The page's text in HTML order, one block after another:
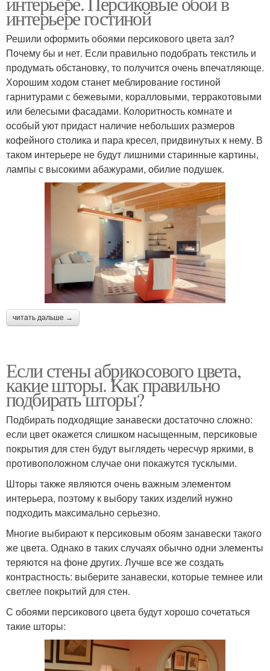
интерьере гостиной
Решили оформить обоями персикового цвета зал?
Почему бы и нет. Если правильно подобрать текстиль и
продумать обстановку, то получится очень впечатляюще.
Хорошим ходом станет меблирование гостиной
гарнитурами с бежевыми, коралловыми, терракотовыми
или белесыми фасадами. Колоритность комнате и
особый уют придаст наличие небольших размеров
кофейного столика и пара кресел, придвинутых к нему. В
таком интерьере не будут лишними старинные картины,
лампы с высокими абажурами, обилие подушек.
читать дальше →
Если стены абрикосового цвета,
какие шторы. Как правильно
подбирать шторы?
Подбирать подходящие занавески достаточно сложно:
если цвет окажется слишком насыщенным, персиковые
покрытия для стен будут выглядеть чересчур яркими, в
противоположном случае они покажутся тусклыми.
Шторы также являются очень важным элементом
интерьера, поэтому к выбору таких изделий нужно
подходить максимально серьезно.
Многие выбирают к персиковым обоям занавески такого
же цвета. Однако в таких случаях обычно одни элементы
теряются на фоне других. Лучше все же создать
контрастность: выберите занавески, которые темнее или
светлее покрытий для стен.
С обоями персикового цвета будут хорошо сочетаться
такие шторы: